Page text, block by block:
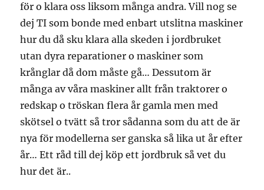
för o klara oss liksom många andra. Vill nog se
dej TI som bonde med enbart utslitna maskiner
hur du då sku klara alla skeden i jordbruket
utan dyra reparationer o maskiner som
krånglar då dom måste gå… Dessutom är
många av våra maskiner allt från traktorer o
redskap o tröskan flera år gamla men med
skötsel o tvätt så tror sådanna som du att de är
nya för modellerna ser ganska så lika ut år efter
år… Ett råd till dej köp ett jordbruk så vet du
hur det är..